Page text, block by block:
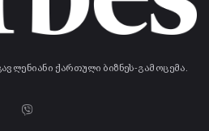
ქართული ბიზნეს-გამოცემა.